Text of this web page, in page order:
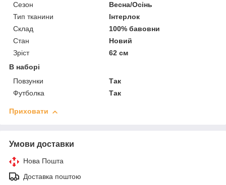
Сезон
Весна/Осінь
Тип тканини
Інтерлок
Склад
100% бавовни
Стан
Новий
Зріст
62 см
В наборі
Повзунки
Так
Футболка
Так
Приховати
Умови доставки
Нова Пошта
Доставка поштою